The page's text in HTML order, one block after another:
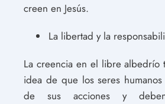
creen en Jesús.
La libertad y la
La creencia en el libre albedrío
idea de que los seres
de sus acciones y